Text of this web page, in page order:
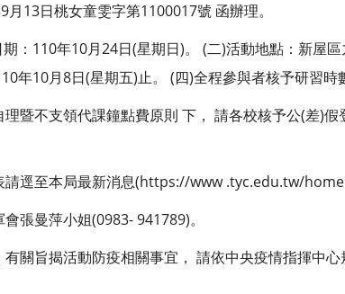
13日桃女童雯字第1100017號 函辦理。
：110年10月24日(星期日)。 (二)活動地點：新屋
年10月8日(星期五)止。 (四)全程參與者核予研習時
暨不支領代課鐘點費原則 下， 請各校核予公(差)
請逕至本局最新消息(https://www .tyc.edu.tw/
張曼萍小姐(0983- 941789)。
關旨揭活動防疫相關事宜， 請依中央疫情指揮中心